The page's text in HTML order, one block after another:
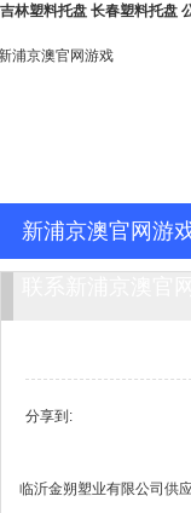
吉林塑料托盘 长春塑料托盘
浦京澳官网游戏
新浦京澳官网游
分享到:
临沂金朔塑业有限公司供